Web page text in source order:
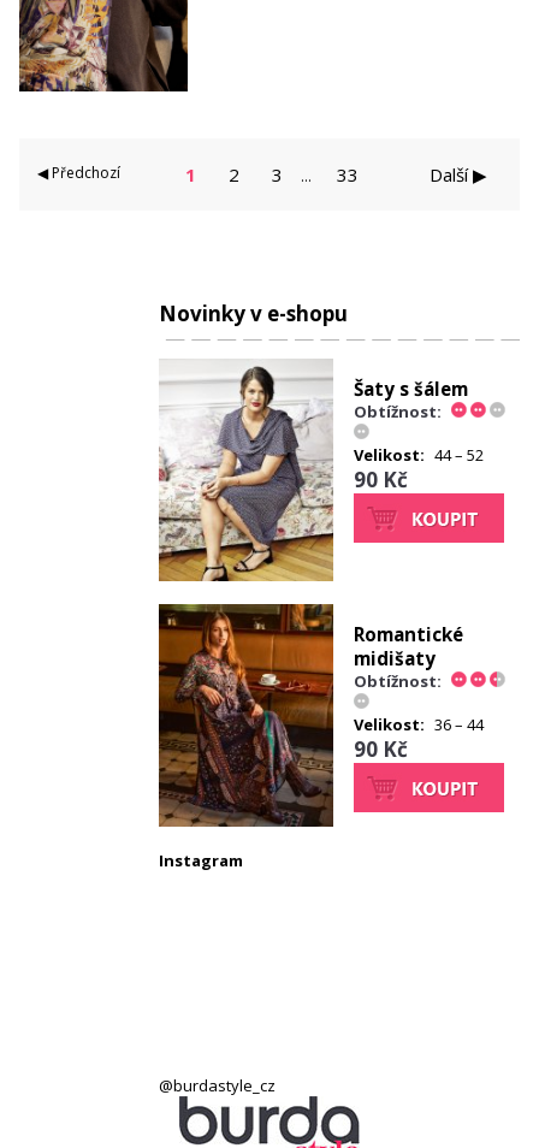
◀ Předchozí 1 2 3 ... 33 Další ▶
Novinky v e-shopu
Šaty s šálem
Obtížnost:
Velikost: 44 – 52
90 Kč
Romantické
midišaty
Obtížnost:
Velikost: 36 – 44
90 Kč
Instagram
@burdastyle_cz